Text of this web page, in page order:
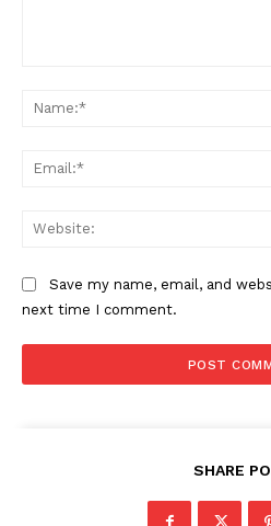
Save my name, email, and
next time I comment.
SHARE